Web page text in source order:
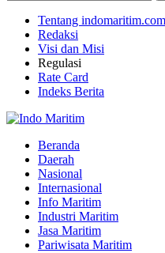
Tentang indomaritim.com
Redaksi
Visi dan Misi
Regulasi
Rate Card
Indeks Berita
Beranda
Daerah
Nasional
Internasional
Info Maritim
Industri Maritim
Jasa Maritim
Pariwisata Maritim